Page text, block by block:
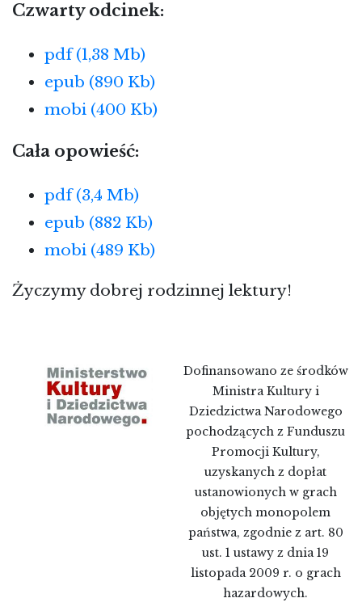
Czwarty odcinek:
pdf (1,38 Mb)
epub (890 Kb)
mobi (400 Kb)
Cała opowieść:
pdf (3,4 Mb)
epub (882 Kb)
mobi (489 Kb)
Życzymy dobrej rodzinnej lektury!
Dofinansowano ze środków
Ministra Kultury i
Dziedzictwa Narodowego
pochodzących z Funduszu
Promocji Kultury,
uzyskanych z dopłat
ustanowionych w grach
objętych monopolem
państwa, zgodnie z art. 80
ust. 1 ustawy z dnia 19
listopada 2009 r. o grach
hazardowych.